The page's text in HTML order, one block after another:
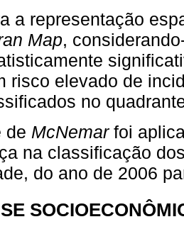
a representação
Map,
risco elevado de
no
de McNemarfoi
na classificação
do ano de 2006